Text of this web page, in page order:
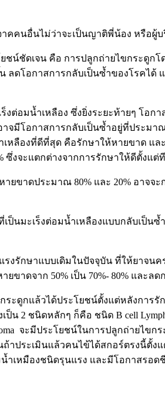
คคนอื่นไม่ว่าจะเป็นญาติพี่น้อง หรือผู้
น์ชัดเจน คือ การปลูกถ่ายไขกระดูกโ
ดโอกาสการกลับเป็นซ้ำของโรคได้
ต่อมน้ำเหลือง ซึ่งยิ่งระยะท้ายๆ โอ
มีโอกาสการกลับเป็นซ้ำอยู่ที่ประมา
หลืองที่ดีที่สุด คือรักษาให้หายขาด แ
ซึ่งจะแตกต่างจากการรักษาให้ดีตั้งแ
ยขาดประมาณ 80% และ 20% อาจ
นมะเร็งต่อมน้ำเหลืองแบบกลับเป็น
งรักษาแบบเดิมในปัจจุบัน ที่ให้ยาจ
ขาดจาก 50% เป็น 70%- 80% และลด
กแล้วได้ประโยชน์ตั้งแต่หลังการรักษ
เป็น 2 ชนิดหลักๆ ก็คือ ชนิด B cell
จะมีประโยชน์ในการปลูกถ่ายไขก
าประเมินแล้วคนไข้ได้สกอร์ตรงนี้ตั้
น้ำเหมืองชนิดรุนแรง และมีโอกาสรอ